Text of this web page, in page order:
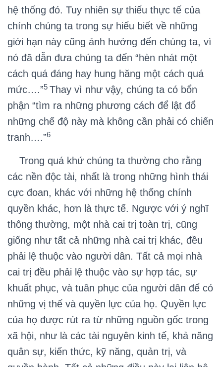
hệ thống đó. Tuy nhiên sự thiếu thực tế của
chính chúng ta trong sự hiểu biết về những
giới hạn này cũng ảnh hưởng đến chúng ta, vì
nó đã dẫn đưa chúng ta đến “hèn nhát một
cách quá đáng hay hung hăng một cách quá
mức….”5 Thay vì như vậy, chúng ta có bổn
phận “tìm ra những phương cách để lật đổ
những chế độ này mà không cần phải có chiến
tranh….”6
Trong quá khứ chúng ta thường cho rằng
các nền độc tài, nhất là trong những hình thái
cực đoan, khác với những hệ thống chính
quyền khác, hơn là thực tế. Ngược với ý nghĩ
thông thường, một nhà cai trị toàn trị, cũng
giống như tất cả những nhà cai trị khác, đều
phải lệ thuộc vào người dân. Tất cả mọi nhà
cai trị đều phải lệ thuộc vào sự hợp tác, sự
khuất phục, và tuân phục của người dân để có
những vị thế và quyền lực của họ. Quyền lực
của họ được rút ra từ những nguồn gốc trong
xã hội, như là các tài nguyên kinh tế, khả năng
quân sự, kiến thức, kỹ năng, quản trị, và